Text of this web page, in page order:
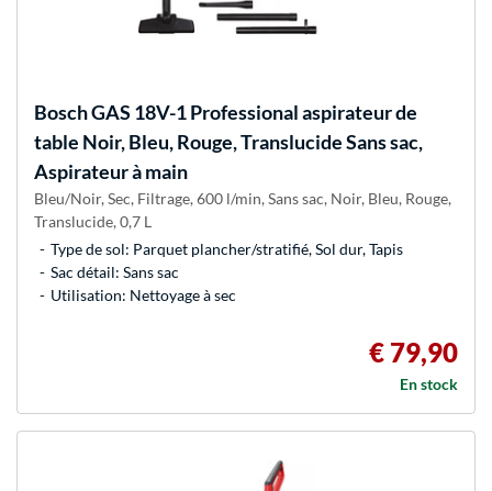
BoschGAS 18V-1 Professional aspirateur de
table Noir, Bleu, Rouge, Translucide Sans sac,
Aspirateur à main
Bleu/Noir, Sec, Filtrage, 600 l/min, Sans sac, Noir, Bleu, Rouge,
Translucide, 0,7 L
Type de sol: Parquet plancher/stratifié, Sol dur, Tapis
Sac détail: Sans sac
Utilisation: Nettoyage à sec
€ 79,90
En stock